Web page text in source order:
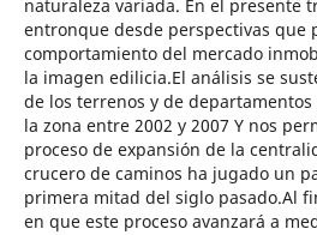
naturaleza variada. En el presente
entronque desde perspectivas que
comportamiento del mercado
la imagen edilicia.El análisis se
de los terrenos y de
la zona entre 2002 y 2007 Y nos
proceso de expansión de la
crucero de caminos ha jugado un
primera mitad del siglo pasado.Al
en que este proceso avanzará a